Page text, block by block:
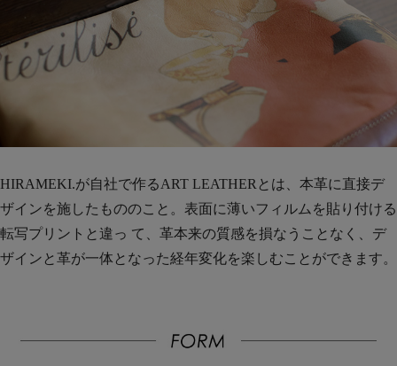
HIRAMEKI.が自社で作るART LEATHERとは、本革に直接デ
ザインを施したもののこと。表面に薄いフィルムを貼り付ける
転写プリントと違っ て、革本来の質感を損なうことなく、デ
ザインと革が一体となった経年変化を楽しむことができます。